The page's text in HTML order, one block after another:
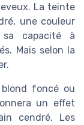
La teinte
une couleur
capacité à
Mais selon la
foncé ou
un effet
cendré. Les